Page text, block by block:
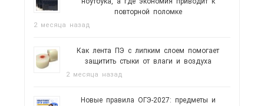
повторной поломке
2 месяца назад
Как лента ПЭ с липким слоем помогает
защитить стыки от влаги и воздуха
2 месяца назад
Новые правила ОГЭ-2027: предметы и